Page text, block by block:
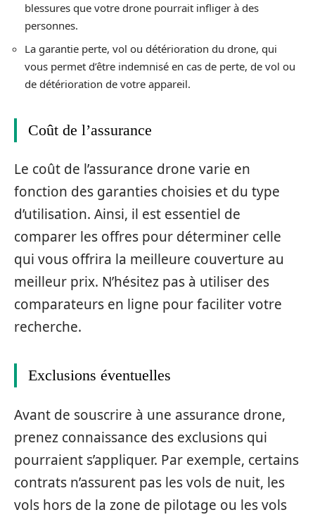
blessures que votre drone pourrait infliger à des
personnes.
La garantie perte, vol ou détérioration du drone, qui
vous permet d’être indemnisé en cas de perte, de vol ou
de détérioration de votre appareil.
Coût de l’assurance
Le coût de l’assurance drone varie en
fonction des garanties choisies et du type
d’utilisation. Ainsi, il est essentiel de
comparer les offres pour déterminer celle
qui vous offrira la meilleure couverture au
meilleur prix. N’hésitez pas à utiliser des
comparateurs en ligne pour faciliter votre
recherche.
Exclusions éventuelles
Avant de souscrire à une assurance drone,
prenez connaissance des exclusions qui
pourraient s’appliquer. Par exemple, certains
contrats n’assurent pas les vols de nuit, les
vols hors de la zone de pilotage ou les vols